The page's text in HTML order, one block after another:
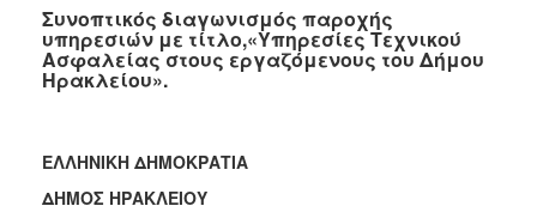
2023
2022
2019
Συνοπτικός διαγωνισμός παροχής
υπηρεσιών με τίτλο,«Υπηρεσίες Τεχνικού
Ασφαλείας στους εργαζόμενους του Δήμου
Ηρακλείου».
ΕΛΛΗΝΙΚΗ ΔΗΜΟΚΡΑΤΙΑ
ΔΗΜΟΣ ΗΡΑΚΛΕΙΟΥ